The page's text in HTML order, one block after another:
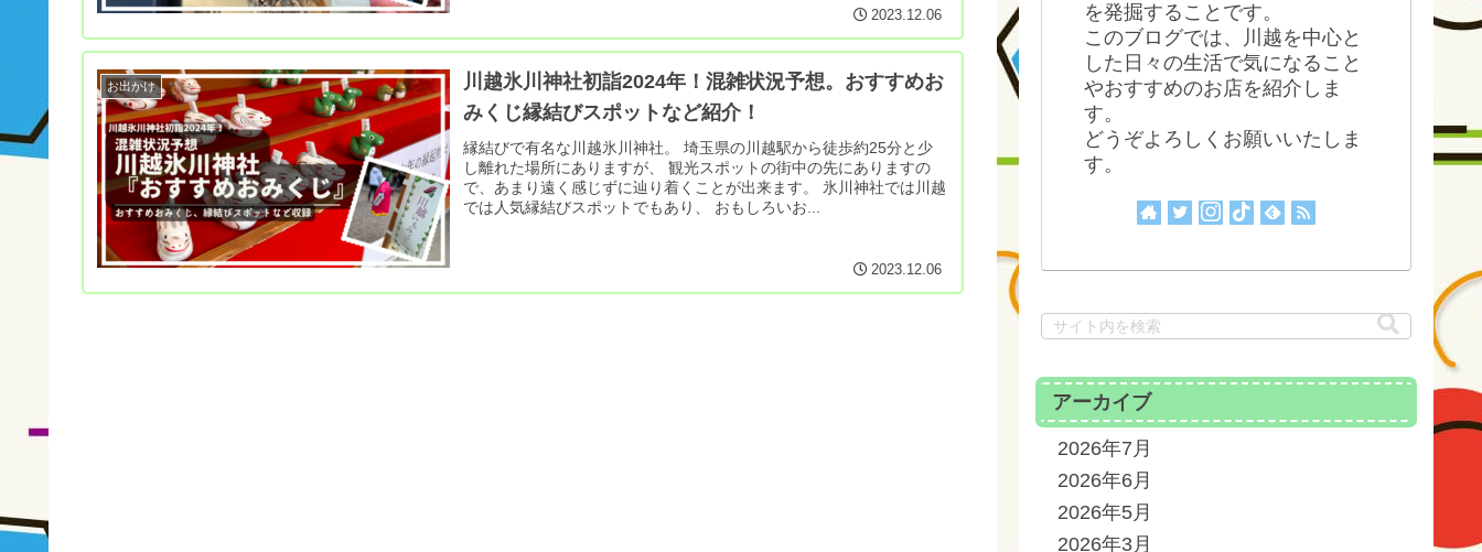
2023.12.06
お出かけ
川越氷川神社初詣2024年！混雑状況予想。おすすめお
みくじ縁結びスポットなど紹介！
縁結びで有名な川越氷川神社。 埼玉県の川越駅から徒歩約25分と少
し離れた場所にありますが、 観光スポットの街中の先にありますの
で、あまり遠く感じずに辿り着くことが出来ます。 氷川神社では川越
では人気縁結びスポットでもあり、 おもしろいお...
2023.12.06
を発掘することです。
このブログでは、川越を中心と
した日々の生活で気になること
やおすすめのお店を紹介しま
す。
どうぞよろしくお願いいたしま
す。
アーカイブ
2026年7月
2026年6月
2026年5月
2026年3月